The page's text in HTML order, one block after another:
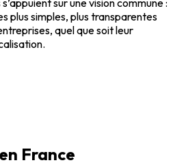
plus simples, plus transparentes
quel que soit leur
France